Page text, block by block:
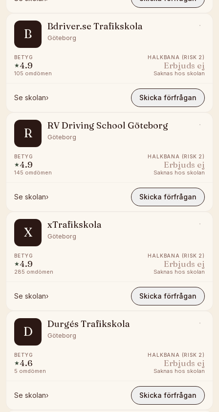
B
Bdriver.se Trafikskola
Göteborg
BETYG
★4.9
105 omdömen
HALKBANA (RISK 2)
Erbjuds ej
Saknas hos skolan
Se skolan› Skicka förfrågan
R
RV Driving School Göteborg
Göteborg
BETYG
★4.9
145 omdömen
HALKBANA (RISK 2)
Erbjuds ej
Saknas hos skolan
Se skolan› Skicka förfrågan
X
xTrafikskola
Göteborg
BETYG
★4.9
285 omdömen
HALKBANA (RISK 2)
Erbjuds ej
Saknas hos skolan
Se skolan› Skicka förfrågan
D
Durgés Trafikskola
Göteborg
BETYG
★4.6
5 omdömen
HALKBANA (RISK 2)
Erbjuds ej
Saknas hos skolan
Se skolan› Skicka förfrågan